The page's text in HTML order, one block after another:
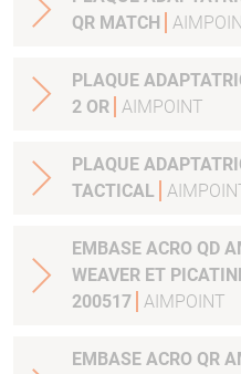
QR MATCH
PLAQUE
2 OR AIMPOINT
PLAQUE ADAPTATRICE
TACTICAL
EMBASE ACRO QD
WEAVER ET
200517 AIMPOINT
EMBASE ACRO QR